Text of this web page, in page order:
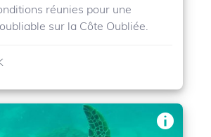
réunies pour une
sur la Côte Oubliée.